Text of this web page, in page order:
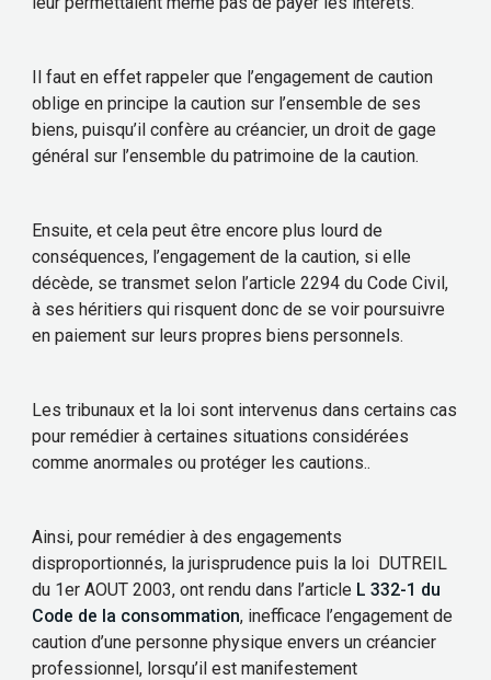
Il faut en effet rappeler que l’engagement de caution
oblige en principe la caution sur l’ensemble de ses
biens, puisqu’il confère au créancier, un droit de gage
général sur l’ensemble du patrimoine de la caution.
Ensuite, et cela peut être encore plus lourd de
conséquences, l’engagement de la caution, si elle
décède, se transmet selon l’article 2294 du Code Civil,
à ses héritiers qui risquent donc de se voir poursuivre
en paiement sur leurs propres biens personnels.
Les tribunaux et la loi sont intervenus dans certains cas
pour remédier à certaines situations considérées
comme anormales ou protéger les cautions..
Ainsi, pour remédier à des engagements
disproportionnés, la jurisprudence puis la loi DUTREIL
du 1er AOUT 2003, ont rendu dans l’article L 332-1 du
Code de la consommation, inefficace l’engagement de
caution d’une personne physique envers un créancier
professionnel, lorsqu’il est manifestement